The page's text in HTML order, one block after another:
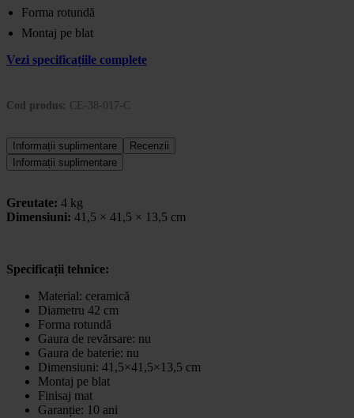
Forma rotundă
Montaj pe blat
Vezi specificațiile complete
Cod produs: CE-38-017-C
Informații suplimentare
Recenzii
Informații suplimentare
Greutate: 4 kg
Dimensiuni: 41,5 × 41,5 × 13,5 cm
Specificații tehnice:
Material: ceramică
Diametru 42 cm
Forma rotundă
Gaura de revărsare: nu
Gaura de baterie: nu
Dimensiuni: 41,5×41,5×13,5 cm
Montaj pe blat
Finisaj mat
Garanție: 10 ani